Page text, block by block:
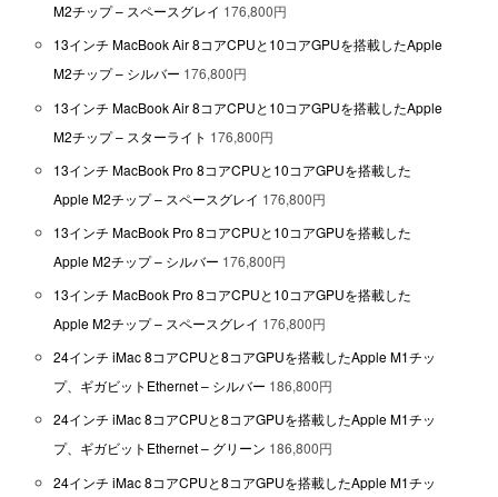
M2チップ – スペースグレイ 176,800円
13インチ MacBook Air 8コアCPUと10コアGPUを搭載したApple
M2チップ – シルバー 176,800円
13インチ MacBook Air 8コアCPUと10コアGPUを搭載したApple
M2チップ – スターライト 176,800円
13インチ MacBook Pro 8コアCPUと10コアGPUを搭載した
Apple M2チップ – スペースグレイ 176,800円
13インチ MacBook Pro 8コアCPUと10コアGPUを搭載した
Apple M2チップ – シルバー 176,800円
13インチ MacBook Pro 8コアCPUと10コアGPUを搭載した
Apple M2チップ – スペースグレイ 176,800円
24インチ iMac 8コアCPUと8コアGPUを搭載したApple M1チッ
プ、ギガビットEthernet – シルバー 186,800円
24インチ iMac 8コアCPUと8コアGPUを搭載したApple M1チッ
プ、ギガビットEthernet – グリーン 186,800円
24インチ iMac 8コアCPUと8コアGPUを搭載したApple M1チッ